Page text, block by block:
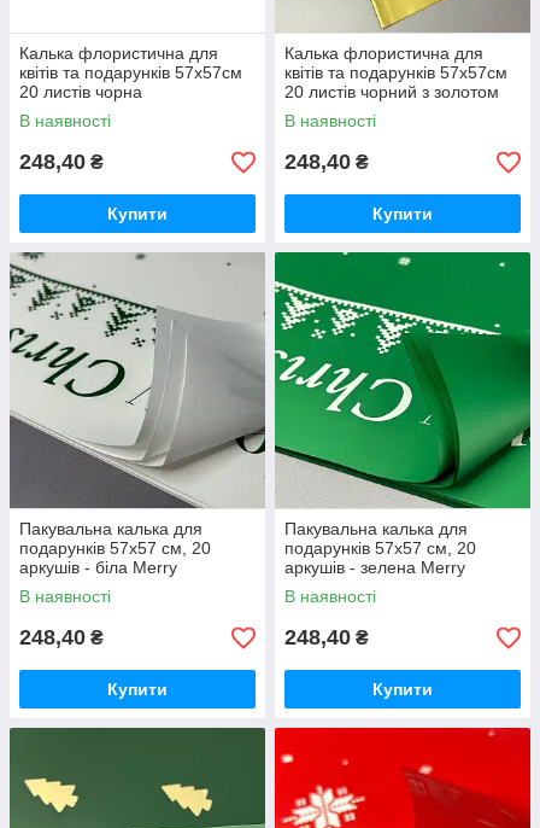
Калька флористична для
квітів та подарунків 57х57см
20 листів чорна
В наявності
248,40 ₴
Купити
Калька флористична для
квітів та подарунків 57х57см
20 листів чорний з золотом
В наявності
248,40 ₴
Купити
Пакувальна калька для
подарунків 57х57 см, 20
аркушів - біла Merry
Christmas
В наявності
248,40 ₴
Купити
Пакувальна калька для
подарунків 57х57 см, 20
аркушів - зелена Merry
Christmas
В наявності
248,40 ₴
Купити